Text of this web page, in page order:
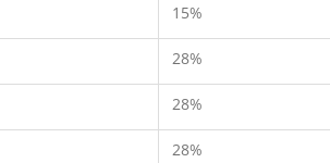
15%
28%
28%
28%